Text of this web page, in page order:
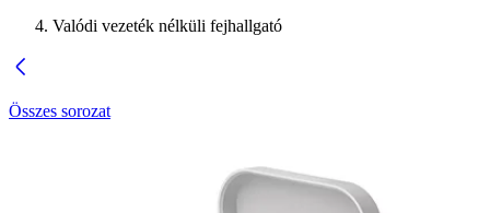
Valódi vezeték nélküli fejhallgató
Összes sorozat